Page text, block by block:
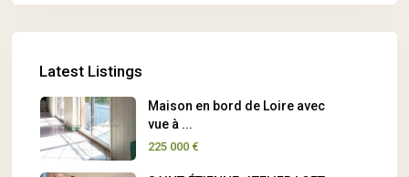
Latest Listings
Maison en bord de Loire avec
vue à ...
225 000 €